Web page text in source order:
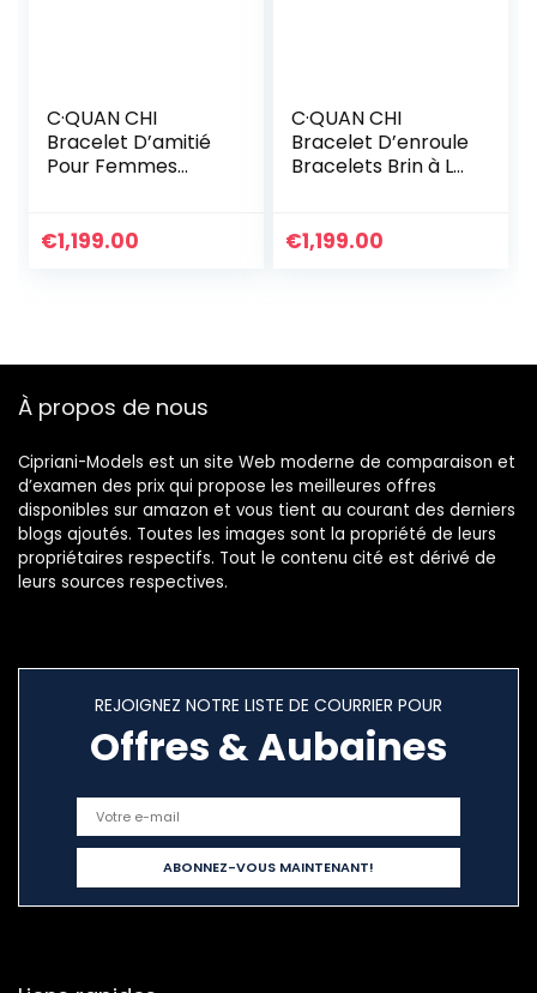
C·QUAN CHI
Bracelet D’amitié
Pour Femmes
Corde Tressée à
€1,199.00
C·QUAN CHI
Bracelet D’enroule
Bracelets Brin à La
à Breloques Et
Réglable
€1,199.00
À propos de nous
Cipriani-Models est un site Web moderne de comparaison et
d’examen des prix qui propose les meilleures offres
disponibles sur amazon et vous tient au courant des derniers
blogs ajoutés. Toutes les images sont la propriété de leurs
propriétaires respectifs. Tout le contenu cité est dérivé de
leurs sources respectives.
REJOIGNEZ NOTRE LISTE DE COURRIER POUR
Offres & Aubaines